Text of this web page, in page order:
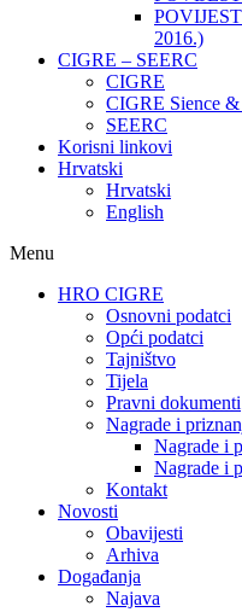
2016.)
CIGRE – SEERC
CIGRE
CIGRE Sience
SEERC
Korisni linkovi
Hrvatski
Hrvatski
English
Menu
HRO CIGRE
Osnovni podatci​
Opći podatci
Tajništvo
Tijela
Pravni dokumenti
Nagrade i
Nagrade i
Nagrade i
Kontakt
Novosti
Obavijesti
Arhiva
Događanja
Najava